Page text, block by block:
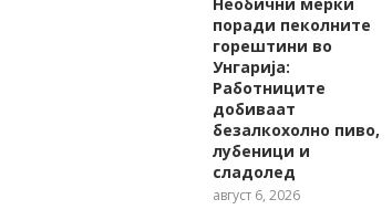
поради пеколните
горештини во
Унгарија:
Работниците
добиваат
безалкохолно пиво,
лубеници и
сладолед
август 6, 2026